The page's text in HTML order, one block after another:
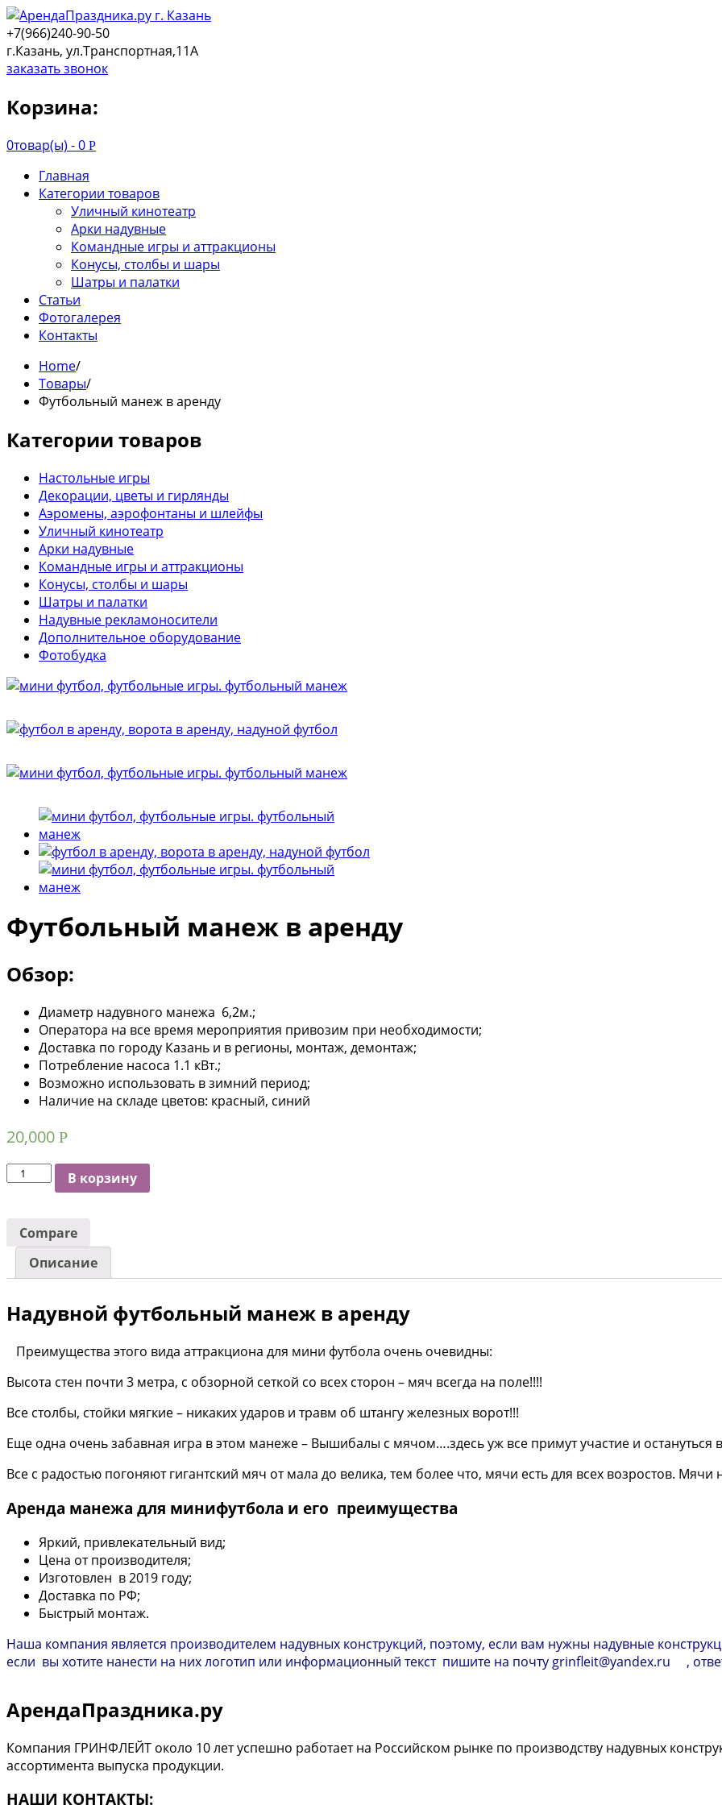
+7(966)240-90-50
г.Казань, ул.Транспортная,11А
заказать звонок
Корзина:
0товар(ы) -0 Р
Главная
Категории товаров
Уличный кинотеатр
Арки надувные
Командные игры и аттракционы
Конусы, столбы и шары
Шатры и палатки
Статьи
Фотогалерея
Контакты
Home/
Товары/
Футбольный манеж в аренду
Категории товаров
Настольные игры
Декорации, цветы и гирлянды
Аэромены, аэрофонтаны и шлейфы
Уличный кинотеатр
Арки надувные
Командные игры и аттракционы
Конусы, столбы и шары
Шатры и палатки
Надувные рекламоносители
Дополнительное оборудование
Фотобудка
Футбольный манеж в аренду
Обзор:
Диаметр надувного манежа 6,2м.;
Оператора на все время мероприятия привозим при необходимости;
Доставка по городу Казань и в регионы, монтаж, демонтаж;
Потребление насоса 1.1 кВт.;
Возможно использовать в зимний период;
Наличие на складе цветов: красный, синий
20,000 Р
КоличествоВ корзину
Compare
Описание
Надувной футбольный манеж в аренду
Преимущества этого вида аттракциона для мини футбола очень очевидны:
Высота стен почти 3 метра, с обзорной сеткой со всех сторон – мяч всегда на поле!!!!
Все столбы, стойки мягкие – никаких ударов и травм об штангу железных ворот!!!
Еще одна очень забавная игра в этом манеже – Вышибалы с мячом….здесь уж все примут участие и остануться
Все с радостью погоняют гигантский мяч от мала до велика, тем более что, мячи есть для всех возростов.
Аренда манежа для минифутбола и его преимущества
Яркий, привлекательный вид;
Цена от производителя;
Изготовлен в 2019 году;
Доставка по РФ;
Быстрый монтаж.
Наша компания является производителем надувных конструкций, поэтому, если вам нужны надувные
если вы хотите нанести на них логотип или информационный текст пишите на почту grinfleit@yandex.ru ,
АрендаПраздника.ру
Компания ГРИНФЛЕЙТ около 10 лет успешно работает на Российском рынке по производству надувных
ассортимента выпуска продукции.
НАШИ КОНТАКТЫ: